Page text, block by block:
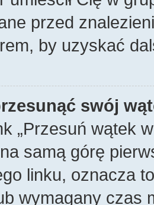
przed
by uzyskać
swój
„Przesuń wątek
samą górę
linku, oznacza
wymagany czas